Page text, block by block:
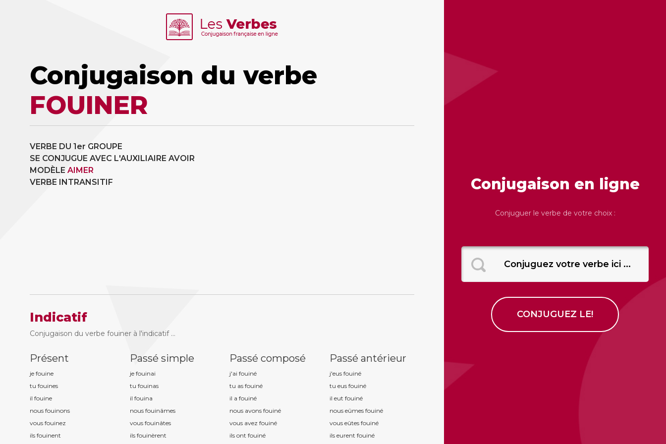
Conjugaison du verbe
FOUINER
VERBE DU 1er GROUPE
SE CONJUGUE AVEC L'AUXILIAIRE AVOIR
MODÈLE AIMER
VERBE INTRANSITIF
Indicatif
Conjugaison du verbe fouiner à l'indicatif ...
Présent
je fouine
tu fouines
il fouine
nous fouinons
vous fouinez
ils fouinent
Passé simple
je fouinai
tu fouinas
il fouina
nous fouinâmes
vous fouinâtes
ils fouinèrent
Passé composé
j'ai fouiné
tu as fouiné
il a fouiné
nous avons fouiné
vous avez fouiné
ils ont fouiné
Passé antérieur
j'eus fouiné
tu eus fouiné
il eut fouiné
nous eûmes fouiné
vous eûtes fouiné
ils eurent fouiné
Conjugaison en ligne
Conjuguer le verbe de votre choix :